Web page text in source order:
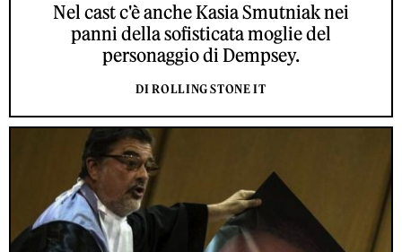
Nel cast c'è anche Kasia Smutniak nei
panni della sofisticata moglie del
personaggio di Dempsey.
DI ROLLING STONE IT